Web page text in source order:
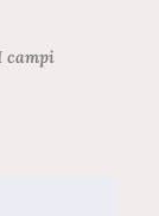
campi